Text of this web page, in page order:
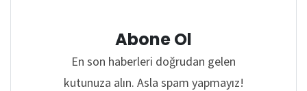
Abone Ol
En son haberleri doğrudan gelen
kutunuza alın. Asla spam yapmayız!